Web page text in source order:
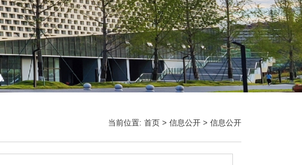
当前位置:首页 >信息公开 >信息公开